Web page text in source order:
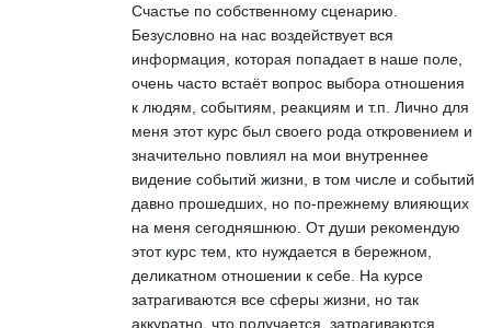
Счастье по собственному сценарию.
Безусловно на нас воздействует вся
информация, которая попадает в наше поле,
очень часто встаёт вопрос выбора отношения
к людям, событиям, реакциям и т.п. Лично для
меня этот курс был своего рода откровением и
значительно повлиял на мои внутреннее
видение событий жизни, в том числе и событий
давно прошедших, но по-прежнему влияющих
на меня сегодняшнюю. От души рекомендую
этот курс тем, кто нуждается в бережном,
деликатном отношении к себе. На курсе
затрагиваются все сферы жизни, но так
аккуратно, что получается, затрагиваются